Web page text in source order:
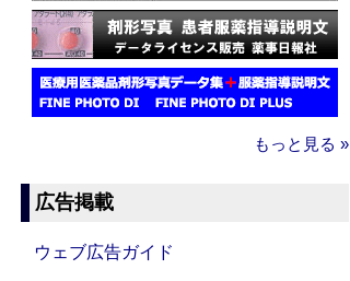
もっと見る »
広告掲載
ウェブ広告ガイド